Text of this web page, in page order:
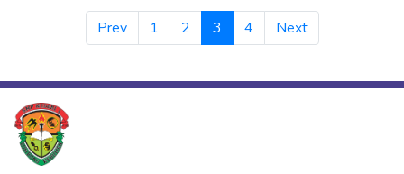
Prev 1 2 3 (current)
4 Next